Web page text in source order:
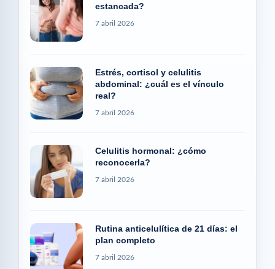
estancada?
7 abril 2026
Estrés, cortisol y celulitis
abdominal: ¿cuál es el vínculo
real?
7 abril 2026
Celulitis hormonal: ¿cómo
reconocerla?
7 abril 2026
Rutina anticelulítica de 21 días: el
plan completo
7 abril 2026